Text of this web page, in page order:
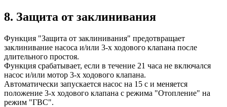
8. Защита от заклинивания
Функция "Защита от заклинивания" предотвращает
заклинивание насоса и/или 3-х ходового клапана после
длительного простоя.
Функция срабатывает, если в течение 21 часа не включался
насос и/или мотор 3-х ходового клапана.
Автоматически запускается насос на 15 с и меняется
положение 3-х ходового клапана с режима "Отопление" на
режим "ГВС".